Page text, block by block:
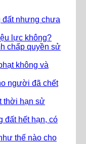
nhưng chưa
lực không?
chấp quyền sử
không và
người đã chết
thời hạn sử
đất hết hạn, có
thế nào cho